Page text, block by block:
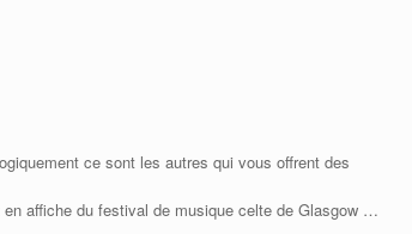
ce sont les autres qui vous offrent des
affiche du festival de musique celte de Glasgow …